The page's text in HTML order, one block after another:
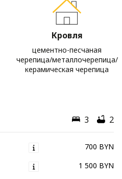
Кровля
цементно-песчаная
черепица/металлочерепица/
керамическая черепица
3 2
700 BYN
1 500 BYN